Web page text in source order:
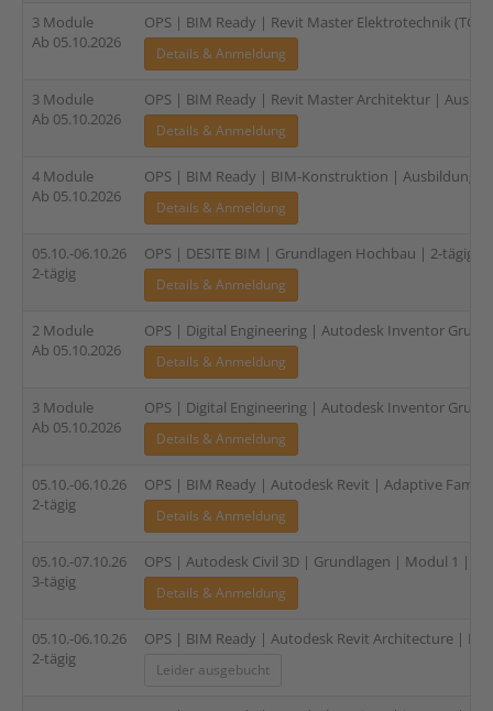
3 Module
Ab 05.10.2026
OPS | BIM Ready | Revit Master Elektrotechnik
Details & Anmeldung
3 Module
Ab 05.10.2026
OPS | BIM Ready | Revit Master Architektur |
Details & Anmeldung
4 Module
Ab 05.10.2026
OPS | BIM Ready | BIM-Konstruktion | Ausbildung
Details & Anmeldung
05.10.-06.10.26
2-tägig
OPS | DESITE BIM | Grundlagen Hochbau | 2-tägig
Details & Anmeldung
2 Module
Ab 05.10.2026
OPS | Digital Engineering | Autodesk Inventor
Details & Anmeldung
3 Module
Ab 05.10.2026
OPS | Digital Engineering | Autodesk Inventor
Details & Anmeldung
05.10.-06.10.26
2-tägig
OPS | BIM Ready | Autodesk Revit | Adaptive
Details & Anmeldung
05.10.-07.10.26
3-tägig
OPS | Autodesk Civil 3D | Grundlagen | Modul 1 | 3-
Details & Anmeldung
05.10.-06.10.26
2-tägig
OPS | BIM Ready | Autodesk Revit Architecture |
Leider ausgebucht